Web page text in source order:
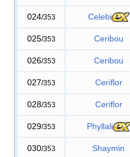
024/353 Celebi
025/353 Ceribou
026/353 Ceribou
027/353 Ceriflor
028/353 Ceriflor
029/353 Phyllali
030/353 Shaymin